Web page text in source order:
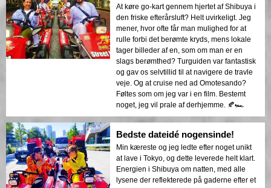
At køre go-kart gennem hjertet af Shibuya i
den friske efterårsluft? Helt uvirkeligt. Jeg
mener, hvor ofte får man mulighed for at
rulle forbi det berømte kryds, mens lokale
tager billeder af en, som om man er en
slags berømthed? Turguiden var fantastisk
og gav os selvtillid til at navigere de travle
veje. Og at cruise ned ad Omotesando?
Føltes som om jeg var i en film. Bestemt
noget, jeg vil prale af derhjemme. 🍂🏎️
Bedste dateidé nogensinde!
Min kæreste og jeg ledte efter noget unikt
at lave i Tokyo, og dette leverede helt klart.
Energien i Shibuya om natten, med alle
lysene der reflekterede på gaderne efter et